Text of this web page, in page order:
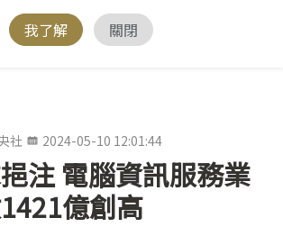
我了解
關閉
社 2024-05-10 12:01:44
注 電腦資訊服務業
億創高